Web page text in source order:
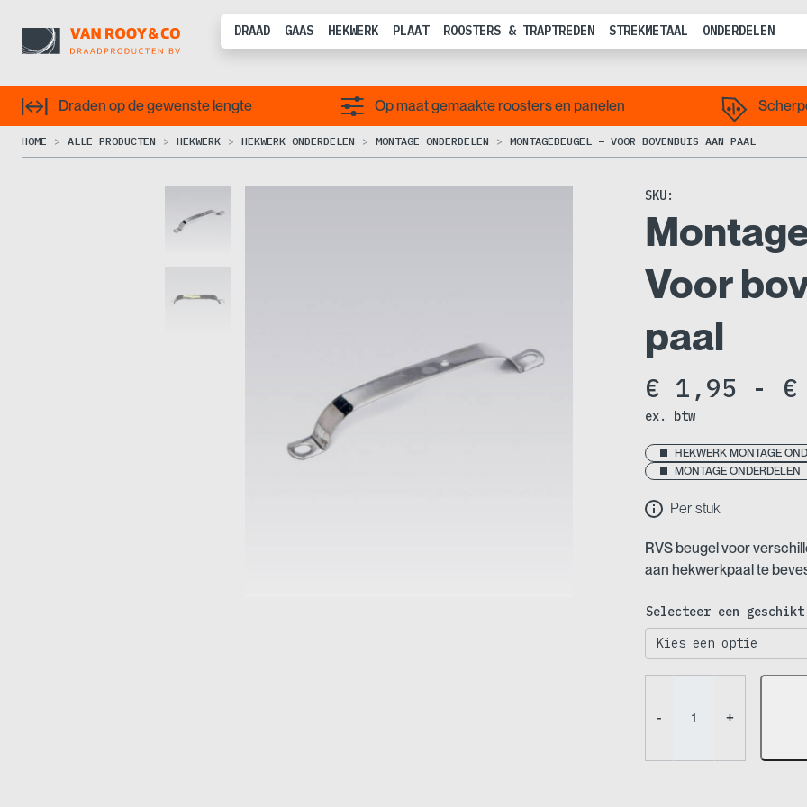
DRAAD GAAS HEKWERK PLAAT ROOSTERS & TRAPTREDEN STREKMETAAL ONDERDELEN
Draden op de gewenste lengte Op maat gemaakte roosters en panelen
HOME ALLE PRODUCTEN HEKWERK HEKWERK ONDERDELEN MONTAGE ONDERDELEN MONTAGEBEUGEL – VOOR BOVENBUIS AAN PAAL
SKU:
Voor
paal
€ 1,95 - €
ex. btw
HEKWERK MONTAGE
MONTAGE ONDERDELEN
Per stuk
RVS beugel voor
aan hekwerkpaal te
Selecteer een
- +